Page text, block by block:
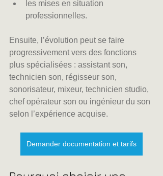
les mises en situation
professionnelles.
Ensuite, l’évolution peut se faire
progressivement vers des fonctions
plus spécialisées : assistant son,
technicien son, régisseur son,
sonorisateur, mixeur, technicien studio,
chef opérateur son ou ingénieur du son
selon l’expérience acquise.
Demander documentation et tarifs